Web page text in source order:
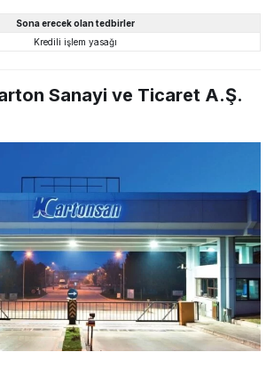
Sona erecek olan tedbirler
Kredili işlem yasağı
Sanayi ve Ticaret A.Ş.